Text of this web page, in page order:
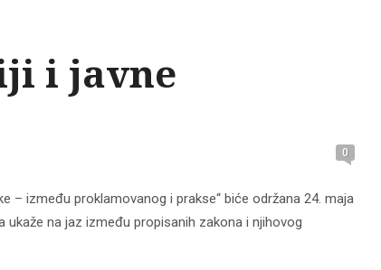
i javne
0
– između proklamovanog i prakse“ biće održana 24. maja
na jaz između propisanih zakona i njihovog